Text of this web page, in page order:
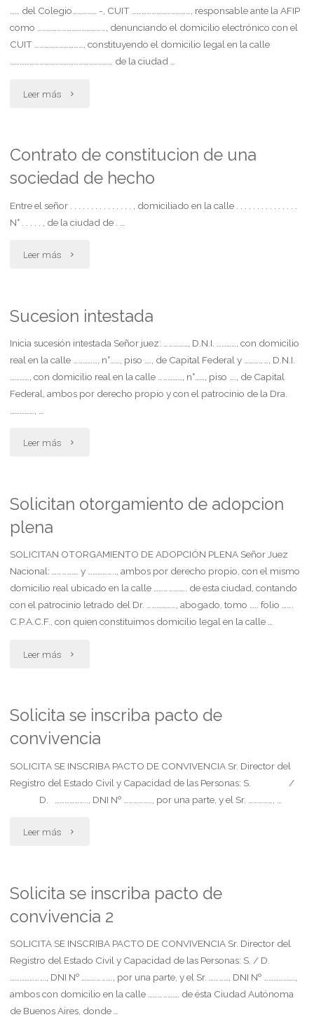
riesgo
…… del Colegio…………… -, CUIT ………………………………, responsable ante la AFIP
como ……………………………………, denunciando el domicilio electrónico con el
CUIT …………………………, constituyendo el domicilio legal en la calle
……………………………………………………… de la ciudad …
Leer más "Demanda
despido.
mobbing"
Contrato de constitucion de una
sociedad de hecho
Entre el señor . . . . . . . . . . . . . . . , domiciliado en la calle . . . . . . . . . . . . . . .
N° . . . . . , de la ciudad de . …
Leer más "Contrato
constitucion
de
una
sociedad
Sucesion intestada
Inicia sucesión intestada Señor juez: ……………, D.N.I. …………, con domicilio
real en la calle ……………, n°……, piso …., de Capital Federal y ……………, D.N.I.
…………, con domicilio real en la calle ……………, n°……, piso …., de Capital
Federal, ambos por derecho propio y con el patrocinio de la Dra.
Leer más "Sucesion
Solicitan otorgamiento de adopcion
plena
SOLICITAN OTORGAMIENTO DE ADOPCIÓN PLENA Señor Juez
Nacional: ……………. y …………….., ambos por derecho propio, con el mismo
domicilio real ubicado en la calle ……………….. de esta ciudad, contando
con el patrocinio letrado del Dr. ………………, abogado, tomo ….. folio …….
C.P.A.C.F., con quien constituimos domicilio legal en la calle …
Leer más "Solicitan
adopcion
plena"
Solicita se inscriba pacto de
convivencia
SOLICITA SE INSCRIBA PACTO DE CONVIVENCIA Sr. Director del
Registro del Estado Civil y Capacidad de las Personas: S. /
D. ……………….., DNI Nº …………….., por una parte, y el Sr. ……………, …
Leer más "Solicita
inscriba
pacto
de
Solicita se inscriba pacto de
convivencia 2
SOLICITA SE INSCRIBA PACTO DE CONVIVENCIA Sr. Director del
Registro del Estado Civil y Capacidad de las Personas: S. / D.
…………………., DNI Nº ………………., por una parte, y el Sr. …………, DNI Nº ……………….,
ambos con domicilio en la calle ………………. de ésta Ciudad Autónoma
de Buenos Aires, donde …